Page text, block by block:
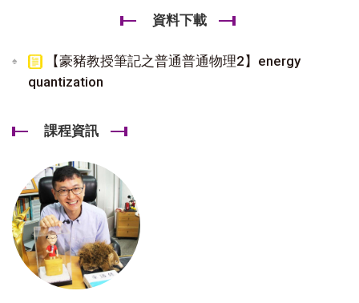
資料下載
【豪豬教授筆記之普通普通物理2】energy
quantization
課程資訊